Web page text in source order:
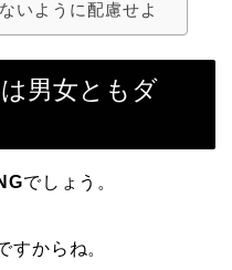
いように配慮せよ
男女ともダ
でしょう。
すからね。